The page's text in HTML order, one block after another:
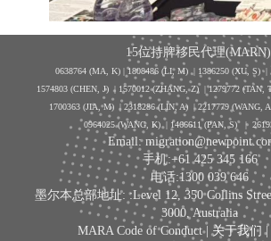
15位持牌移民代理
0638764 (MA, K) |1808486 (LI, M) | 1386250 (XU, S)|
1574803 (CHEN, J) | 1570012 (ZHANG, Z) | 1279772
1700363 (JIA, M) | 2318286 (LIN, A) | 2217779 (WANG,
0964025 (WANG, K) | 1466611 (PAN, S)|
Email:
手机:+61 425 345 166
电话:1300 039 646
墨尔本总部地址: :Level 12, 350 Collins
3000, Australia
MARA Code of Conduct |关于我们 |